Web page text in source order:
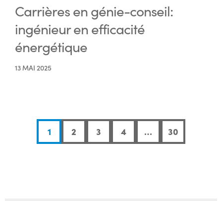
Carrières en génie-conseil:
ingénieur en efficacité
énergétique
13 MAI 2025
1 2 3 4 … 30